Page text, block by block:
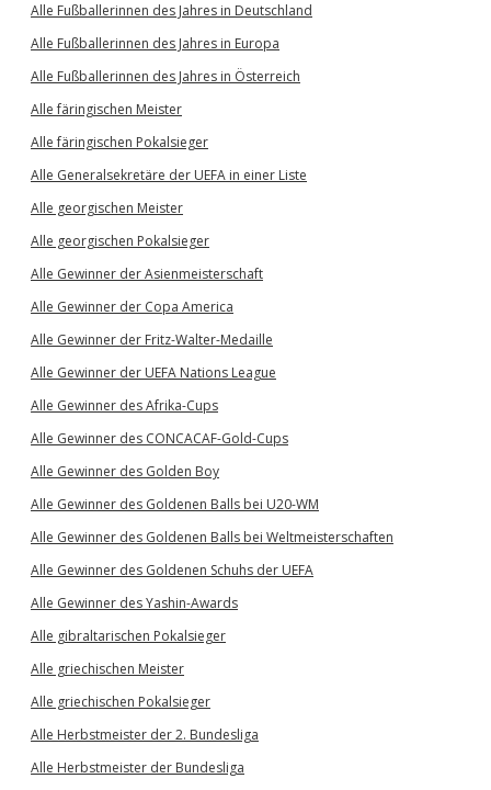
Alle Fußballerinnen des Jahres in Deutschland
Alle Fußballerinnen des Jahres in Europa
Alle Fußballerinnen des Jahres in Österreich
Alle färingischen Meister
Alle färingischen Pokalsieger
Alle Generalsekretäre der UEFA in einer Liste
Alle georgischen Meister
Alle georgischen Pokalsieger
Alle Gewinner der Asienmeisterschaft
Alle Gewinner der Copa America
Alle Gewinner der Fritz-Walter-Medaille
Alle Gewinner der UEFA Nations League
Alle Gewinner des Afrika-Cups
Alle Gewinner des CONCACAF-Gold-Cups
Alle Gewinner des Golden Boy
Alle Gewinner des Goldenen Balls bei U20-WM
Alle Gewinner des Goldenen Balls bei Weltmeisterschaften
Alle Gewinner des Goldenen Schuhs der UEFA
Alle Gewinner des Yashin-Awards
Alle gibraltarischen Pokalsieger
Alle griechischen Meister
Alle griechischen Pokalsieger
Alle Herbstmeister der 2. Bundesliga
Alle Herbstmeister der Bundesliga